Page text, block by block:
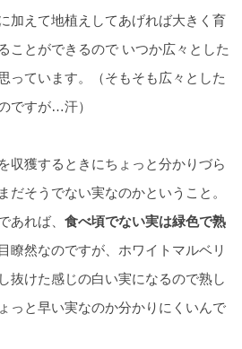
加えて地植えしてあげれば大きく育
ことができるので いつか広々とした
っています。（そもそも広々とした
ですが…汗）
収獲するときにちょっと分かりづら
だそうでない実なのかということ。
あれば、 食べ頃でない実は緑色で熟
瞭然なのですが、ホワイトマルベリ
抜けた感じの白い実になるので熟し
っと早い実なのか分かりにくいんで